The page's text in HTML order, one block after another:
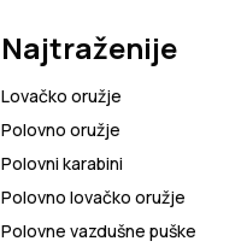
Najtraženije
Lovačko oružje
Polovno oružje
Polovni karabini
Polovno lovačko oružje
Polovne vazdušne puške